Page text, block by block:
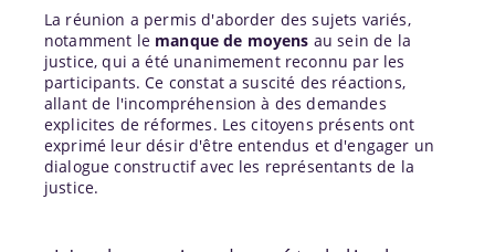
La réunion a permis d'aborder des sujets variés,
notamment le manque de moyens au sein de la
justice, qui a été unanimement reconnu par les
participants. Ce constat a suscité des réactions,
allant de l'incompréhension à des demandes
explicites de réformes. Les citoyens présents ont
exprimé leur désir d'être entendus et d'engager un
dialogue constructif avec les représentants de la
justice.